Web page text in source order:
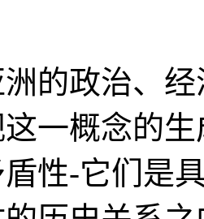
的政治、
一概念的
性-它们是